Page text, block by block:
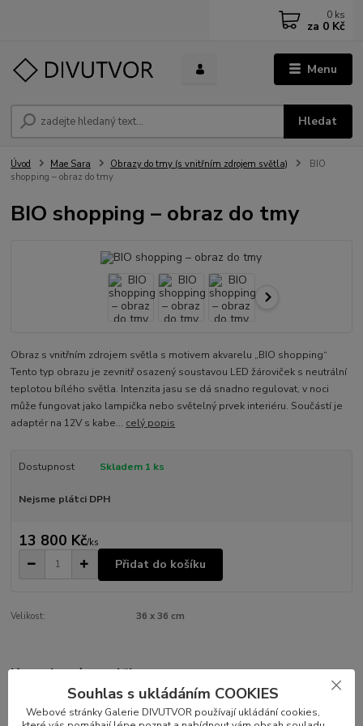
Menu
Hledat
0 ks
za 0 Kč
Úvod Mae Sara Obrazy do tmy (s vnitřním zdrojem světla)
BIO
shopping – obraz do tmy
BIO shopping – obraz do tmy
Obraz s vnitřním zdrojem světla s motivem akvarelu „BIO shopping“
Tento typ obrazu je zevnitř osazený soustavou LED žároviček s neutrální
teplotou bílého světla. Intenzita jasu se dá snadno regulovat, v noci
může fungovat jako lampička nebo světelný prvek interiéru. Součástí je
adaptér na 12V s kabe... celý popis
Dostupnost Skladem 1 ks
Nejsme plátci DPH
13 800 Kč/ks
Přidat do košíku
Velikost: 36 x 36 cm
Kompletní specifikace
Obraz s vnitřním zdrojem světla s motivem akvarelu „BIO
shopping“
Souhlas s ukládáním COOKIES
Webové stránky Galerie DIVUTVOR používají ukládání cookies,